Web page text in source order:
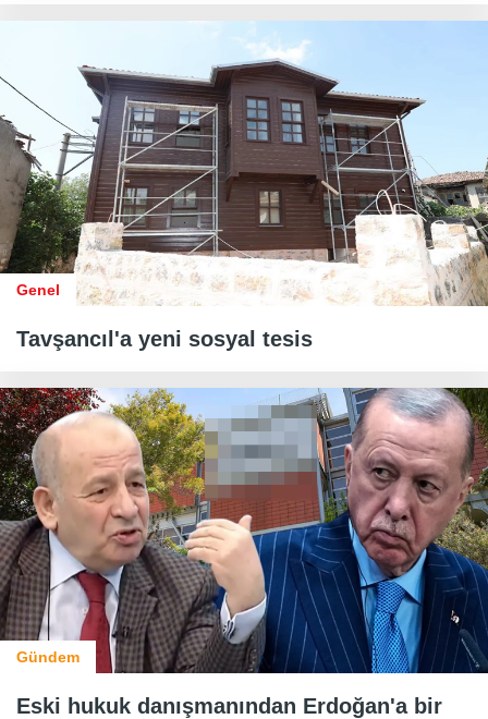
Genel
Tavşancıl'a yeni sosyal tesis
Gündem
Eski hukuk danışmanından Erdoğan'a bir